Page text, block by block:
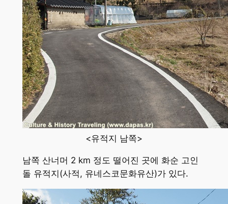
<유적지 남쪽>
남쪽 산너머 2 km 정도 떨어진 곳에 화순 고인
돌 유적지(사적, 유네스코문화유산)가 있다.